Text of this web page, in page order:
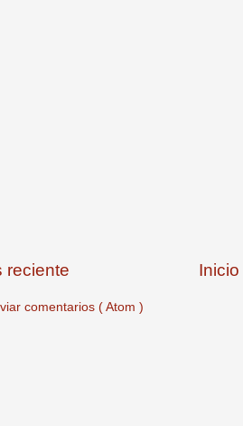
reciente Inicio
comentarios ( Atom )